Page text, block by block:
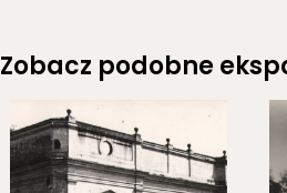
Zobacz podobne